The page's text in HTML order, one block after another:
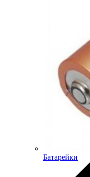
Батарейки